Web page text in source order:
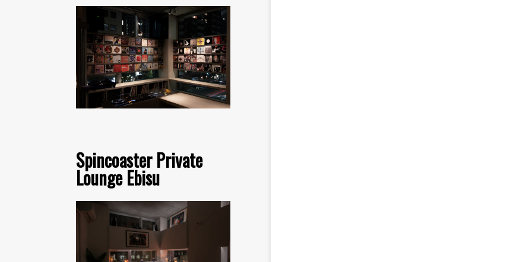
Spincoaster Private
Lounge Ebisu